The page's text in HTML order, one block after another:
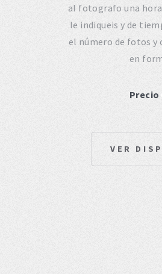
al fotografo una
le indiqueis y de
el número de fotos y
en
Precio
VER